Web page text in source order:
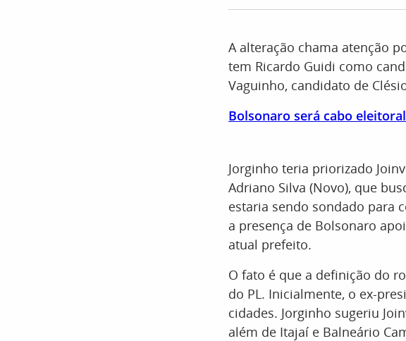
A alteração chama atenção
tem Ricardo Guidi como
Vaguinho, candidato de
Bolsonaro será cabo
Jorginho teria priorizado
Adriano Silva (Novo), que
estaria sendo sondado para
a presença de Bolsonaro
atual prefeito.
O fato é que a definição do
do PL. Inicialmente, o ex-
cidades. Jorginho sugeriu
além de Itajaí e Balneário